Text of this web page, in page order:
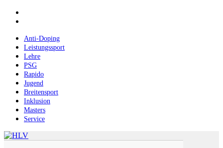
Skip
contentAnti-Doping
Leistungssport
Lehre
PSG
Rapido
Jugend
Breitensport
Inklusion
Masters
Service